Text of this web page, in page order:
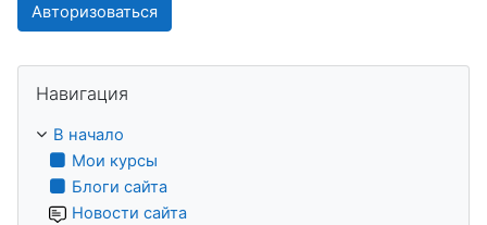
Авторизоваться
Навигация
В начало
Мои курсы
Блоги сайта
Новости сайта